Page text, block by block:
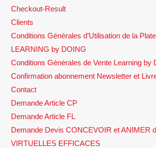
Checkout-Result
Clients
Conditions Générales d’Utilisation de la
LEARNING by DOING
Conditions Générales de Vente Learning by
Confirmation abonnement Newsletter et
Contact
Demande Article CP
Demande Article FL
Demande Devis CONCEVOIR et ANIMER
VIRTUELLES EFFICACES